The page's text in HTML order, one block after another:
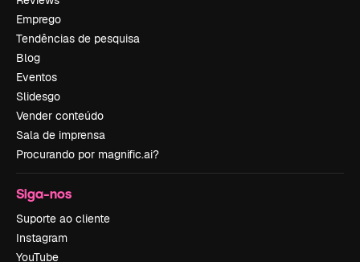
Emprego
Tendências de pesquisa
Blog
Eventos
Slidesgo
Vender conteúdo
Sala de imprensa
Procurando por magnific.ai?
Siga-nos
Suporte ao cliente
Instagram
YouTube